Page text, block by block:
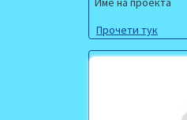
Прочети тук